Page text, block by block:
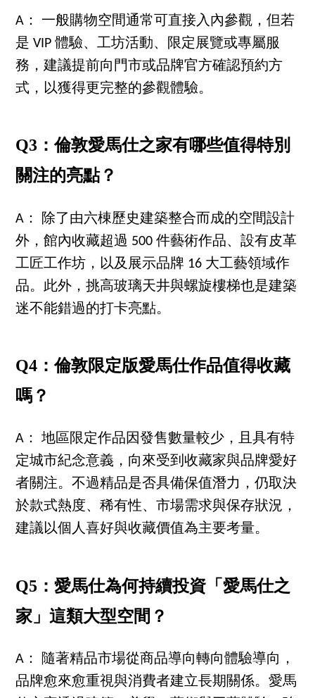
A： 一般購物空間通常可直接入內參觀，但若
是 VIP 體驗、工坊活動、限定展覽或專屬服
務，建議提前向門市或品牌官方確認預約方
式，以獲得更完整的參觀體驗。
Q3：倫敦愛馬仕之家有哪些值得特別
關注的亮點？
A： 除了由六棟歷史建築整合而成的空間設計
外，館內收藏超過 500 件藝術作品、設有皮革
工匠工作坊，以及展示品牌 16 大工藝領域作
品。此外，挑高玻璃天井與螺旋樓梯也是建築
迷不能錯過的打卡亮點。
Q4：倫敦限定版愛馬仕作品值得收藏
嗎？
A： 地區限定作品因發售數量較少，且具有特
定城市紀念意義，向來受到收藏家與品牌愛好
者關注。不過精品是否具備保值潛力，仍取決
於款式熱度、稀有性、市場需求與保存狀況，
建議以個人喜好與收藏價值為主要考量。
Q5：愛馬仕為何持續投資「愛馬仕之
家」這類大型空間？
A： 隨著精品市場從商品導向轉向體驗導向，
品牌愈來愈重視與消費者建立長期關係。愛馬